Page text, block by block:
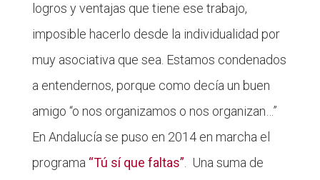
logros y ventajas que tiene ese trabajo,
imposible hacerlo desde la individualidad por
muy asociativa que sea. Estamos condenados
a entendernos, porque como decía un buen
amigo “o nos organizamos o nos organizan…”
En Andalucía se puso en 2014 en marcha el
programa “Tú sí que faltas”. Una suma de